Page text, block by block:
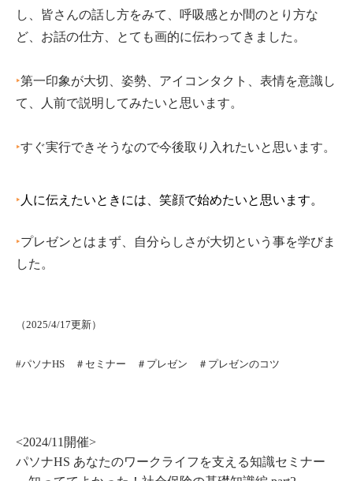
し、皆さんの話し方をみて、呼吸感とか間のとり方な
ど、お話の仕方、とても画的に伝わってきました。
‣第一印象が大切、姿勢、アイコンタクト、表情を意識し
て、人前で説明してみたいと思います。
‣すぐ実行できそうなので今後取り入れたいと思います。
‣ 人に伝えたいときには、笑顔で始めたいと思います。
‣プレゼンとはまず、自分らしさが大切という事を学びま
した。
（2025/4/17更新）
#パソナHS ＃セミナー ＃プレゼン ＃プレゼンのコツ
<2024/11開催>
パソナHS あなたのワークライフを支える知識セミナー